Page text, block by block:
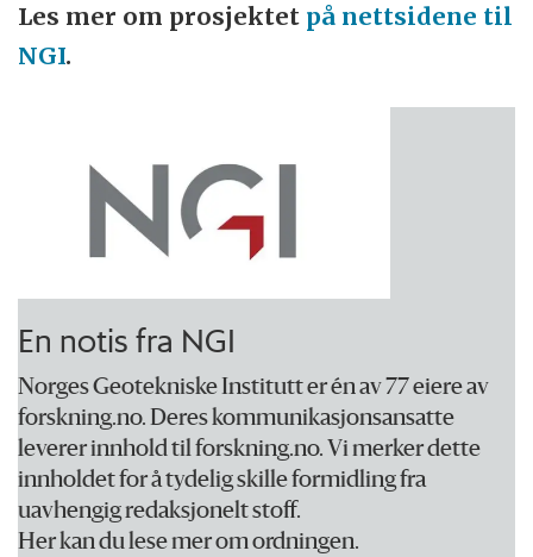
Les mer om prosjektet på nettsidene til
NGI.
En notis fra NGI
Norges Geotekniske Institutt er én av 77 eiere av
forskning.no. Deres kommunikasjonsansatte
leverer innhold til forskning.no. Vi merker dette
innholdet for å tydelig skille formidling fra
uavhengig redaksjonelt stoff.
Her kan du lese mer om ordningen.